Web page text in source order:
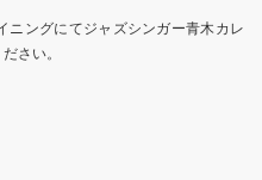
ニングにてジャズシンガー青木カレ
さい。